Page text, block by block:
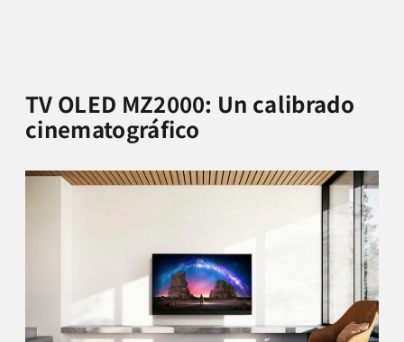
TV OLED MZ2000: Un calibrado
cinematográfico